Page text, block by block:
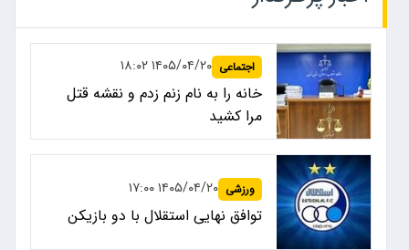
اجتماعی ۱۴۰۵/۰۴/۲۰ ۱۸:۰۲
خانه را به نام زنم زدم و نقشه قتل
مرا کشید
ورزشی ۱۴۰۵/۰۴/۲۰ ۱۷:۰۰
توافق نهایی استقلال با دو بازیکن